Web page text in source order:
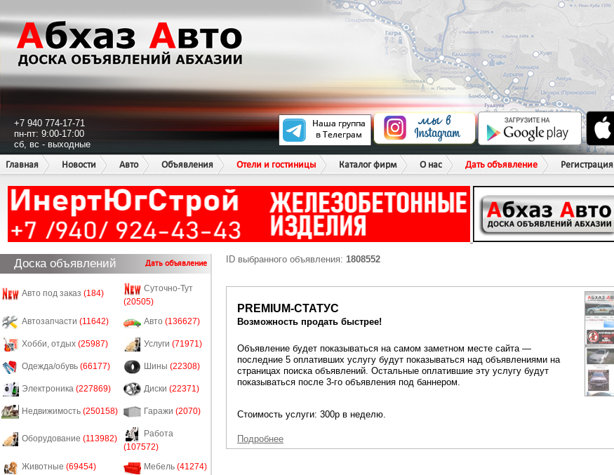
+7 940 774-17-71
пн-пт: 9:00-17:00
сб, вс - выходные
Главная
Новости Авто Объявления Отели и гостиницы Каталог фирм О нас Дать объявление Регистрация
Доска объявлений Дать объявление
Авто под заказ (184)
Суточно-Тут
(20505)
Автозапчасти (11642) Авто (136627)
Хобби, отдых (25987) Услуги (71971)
Одежда/обувь (66177) Шины (22308)
Электроника (227869) Диски (22371)
Недвижимость (250158) Гаражи (2070)
Оборудование (113982)
Работа
(107572)
Животные (69454) Мебель (41274)
ID выбранного объявления: 1808552
PREMIUM-СТАТУС
Возможность продать быстрее!
Объявление будет показываться на самом заметном месте сайта —
последние 5 оплативших услугу будут показываться над объявлениями на
страницах поиска объявлений. Остальные оплатившие эту услугу будут
показываться после 3-го объявления под баннером.
Стоимость услуги: 300р в неделю.
Подробнее